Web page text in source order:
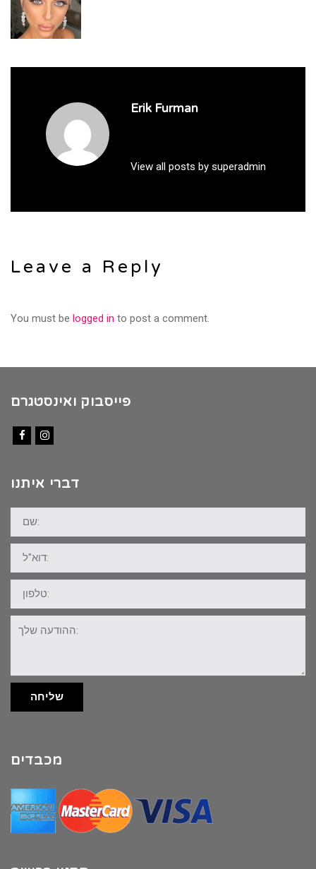
Erik Furman
View all posts by superadmin
Leave a Reply
You must be logged in to post a comment.
פייסבוק ואינסטגרם
דברי איתנו
שם:
דוא"ל:
טלפון:
ההודעה
שלך:
שליחה
מכבדים